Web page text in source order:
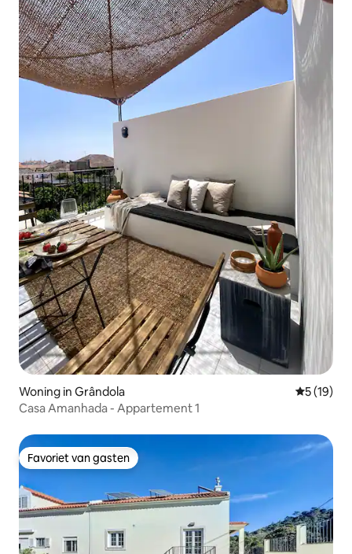
Woning in Grândola
5 (19)
Casa Amanhada - Appartement 1
Favoriet van gasten
Favoriet van gasten